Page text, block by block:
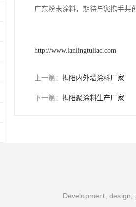
广东粉末涂料，期待与您携手共
http://www.lanlingtuliao.com
上一篇： 揭阳内外墙涂料厂家
下一篇： 揭阳聚涂料生产厂家
Development,